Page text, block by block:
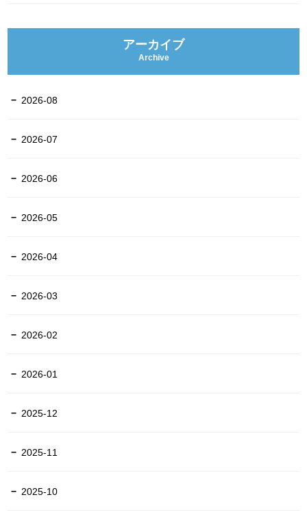
アーカイブ
Archive
2026-08
2026-07
2026-06
2026-05
2026-04
2026-03
2026-02
2026-01
2025-12
2025-11
2025-10